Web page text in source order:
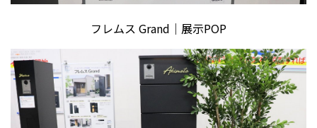
フレムス Grand｜展示POP